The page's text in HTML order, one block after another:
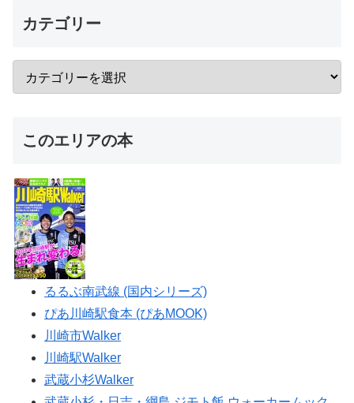
カテゴリー
このエリアの本
るるぶ南武線 (国内シリーズ)
ぴあ川崎駅食本 (ぴあMOOK)
川崎市Walker
川崎駅Walker
武蔵小杉Walker